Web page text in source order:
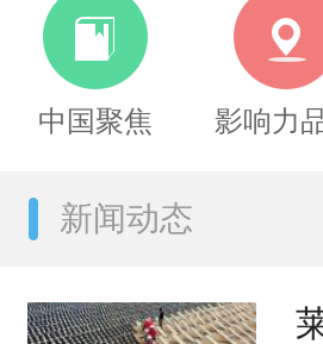
中国聚焦 影响力
新闻动态